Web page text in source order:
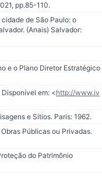
pp.85-110.
de São Paulo: o
(Anais) Salvador:
e o Plano Diretor Estratégico
em: <http://www.iv
e Sítios. Paris: 1962.
Públicas ou Privadas.
do Patrimônio